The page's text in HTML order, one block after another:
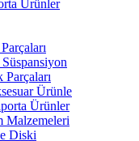
Ürünler
Ürünle
Ürünler
Malzemeleri
Diski